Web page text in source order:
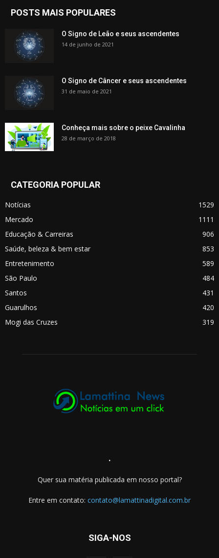
POSTS MAIS POPULARES
O Signo de Leão e seus ascendentes
14 de junho de 2021
O Signo de Câncer e seus ascendentes
31 de maio de 2021
Conheça mais sobre o peixe Cavalinha
28 de março de 2018
CATEGORIA POPULAR
Notícias
1529
Mercado
1111
Educação & Carreiras
906
Saúde, beleza & bem estar
853
Entretenimento
589
São Paulo
484
Santos
431
Guarulhos
420
Mogi das Cruzes
319
.
Quer sua matéria publicada em nosso portal?
Entre em contato: contato@lamattinadigital.com.br
SIGA-NOS